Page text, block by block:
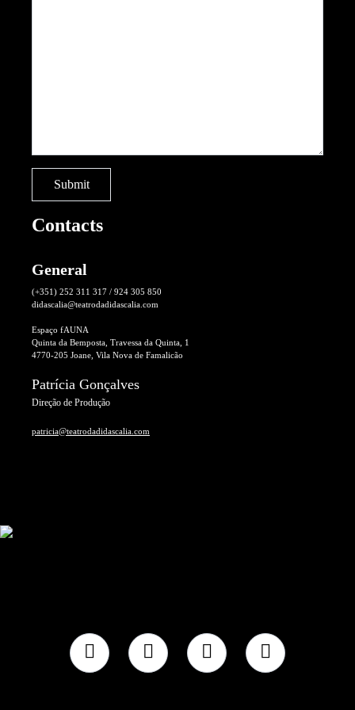
Contacts
General
(+351) 252 311 317 / 924 305 850
didascalia@teatrodadidascalia.com
Espaço fAUNA
Quinta da Bemposta, Travessa da Quinta, 1
4770-205 Joane, Vila Nova de Famalicão
Patrícia Gonçalves
Direção de Produção
patricia@teatrodadidascalia.com